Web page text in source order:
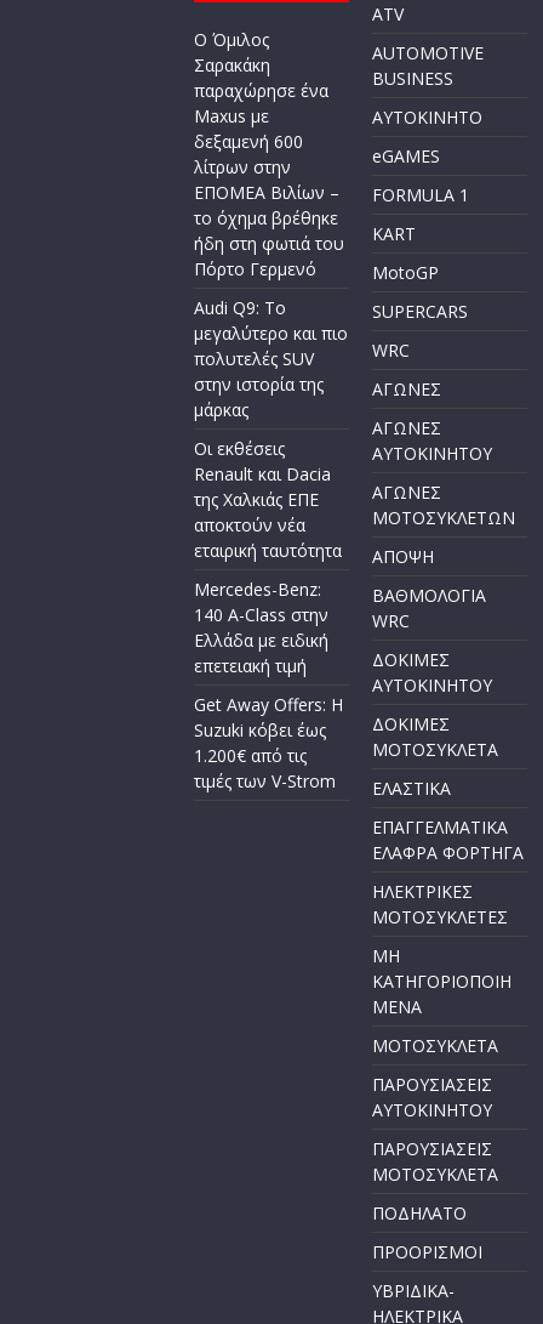
Ο Όμιλος
Σαρακάκη
παραχώρησε ένα
Maxus με
δεξαμενή 600
λίτρων στην
ΕΠΟΜΕΑ Βιλίων –
το όχημα βρέθηκε
ήδη στη φωτιά του
Πόρτο Γερμενό
Audi Q9: Το
μεγαλύτερο και πιο
πολυτελές SUV
στην ιστορία της
μάρκας
Οι εκθέσεις
Renault και Dacia
της Χαλκιάς ΕΠΕ
αποκτούν νέα
εταιρική ταυτότητα
Mercedes-Benz:
140 A-Class στην
Ελλάδα με ειδική
επετειακή τιμή
Get Away Offers: Η
Suzuki κόβει έως
1.200€ από τις
τιμές των V-Strom
ATV
AUTOMOTIVE
BUSINESS
AYTOKINHTO
eGAMES
FORMULA 1
KART
MotoGP
SUPERCARS
WRC
ΑΓΩΝΕΣ
ΑΓΩΝΕΣ
AYTOKINHTOY
ΑΓΩΝΕΣ
ΜΟΤΟΣΥΚΛΕΤΩΝ
ΑΠΟΨΗ
ΒΑΘΜΟΛΟΓΙΑ
WRC
ΔΟΚΙΜΕΣ
ΑΥΤΟΚΙΝΗΤΟΥ
ΔΟΚΙΜΕΣ
ΜΟΤΟΣΥΚΛΕΤΑ
ΕΛΑΣΤΙΚΑ
ΕΠΑΓΓΕΛΜΑΤΙΚΑ
ΕΛΑΦΡΑ ΦΟΡΤΗΓΑ
ΗΛΕΚΤΡΙΚΕΣ
ΜΟΤΟΣΥΚΛΕΤΕΣ
ΜΗ
ΚΑΤΗΓΟΡΙΟΠΟΙΗ
ΜΕΝΑ
ΜΟΤΟΣΥΚΛΕΤΑ
ΠΑΡΟΥΣΙΑΣΕΙΣ
ΑΥΤΟΚΙΝΗΤΟΥ
ΠΑΡΟΥΣΙΑΣΕΙΣ
ΜΟΤΟΣΥΚΛΕΤΑ
ΠΟΔΗΛΑΤΟ
ΠΡΟΟΡΙΣΜΟΙ
ΥΒΡΙΔΙΚΑ-
ΗΛΕΚΤΡΙΚΑ